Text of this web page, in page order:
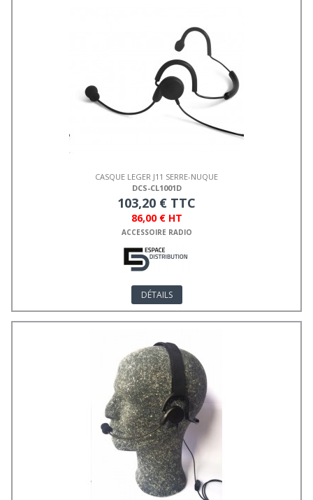
CASQUE LEGER J11 SERRE-NUQUE
DCS-CL1001D
103,20 € TTC
86,00 € HT
ACCESSOIRE RADIO
DÉTAILS